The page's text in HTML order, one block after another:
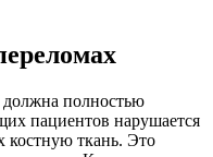
полностью
пациентов нарушается
костную ткань. Это